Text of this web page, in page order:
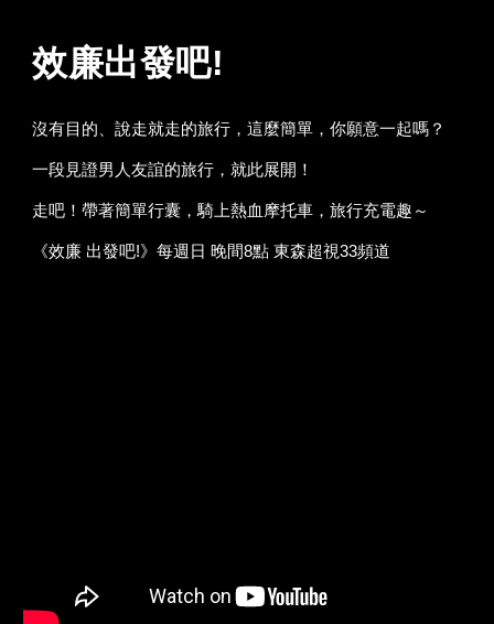
效廉出發吧!
沒有目的、說走就走的旅行，這麼簡單，你願意一起嗎？
一段見證男人友誼的旅行，就此展開！
走吧！帶著簡單行囊，騎上熱血摩托車，旅行充電趣～
《效廉 出發吧!》每週日 晚間8點 東森超視33頻道